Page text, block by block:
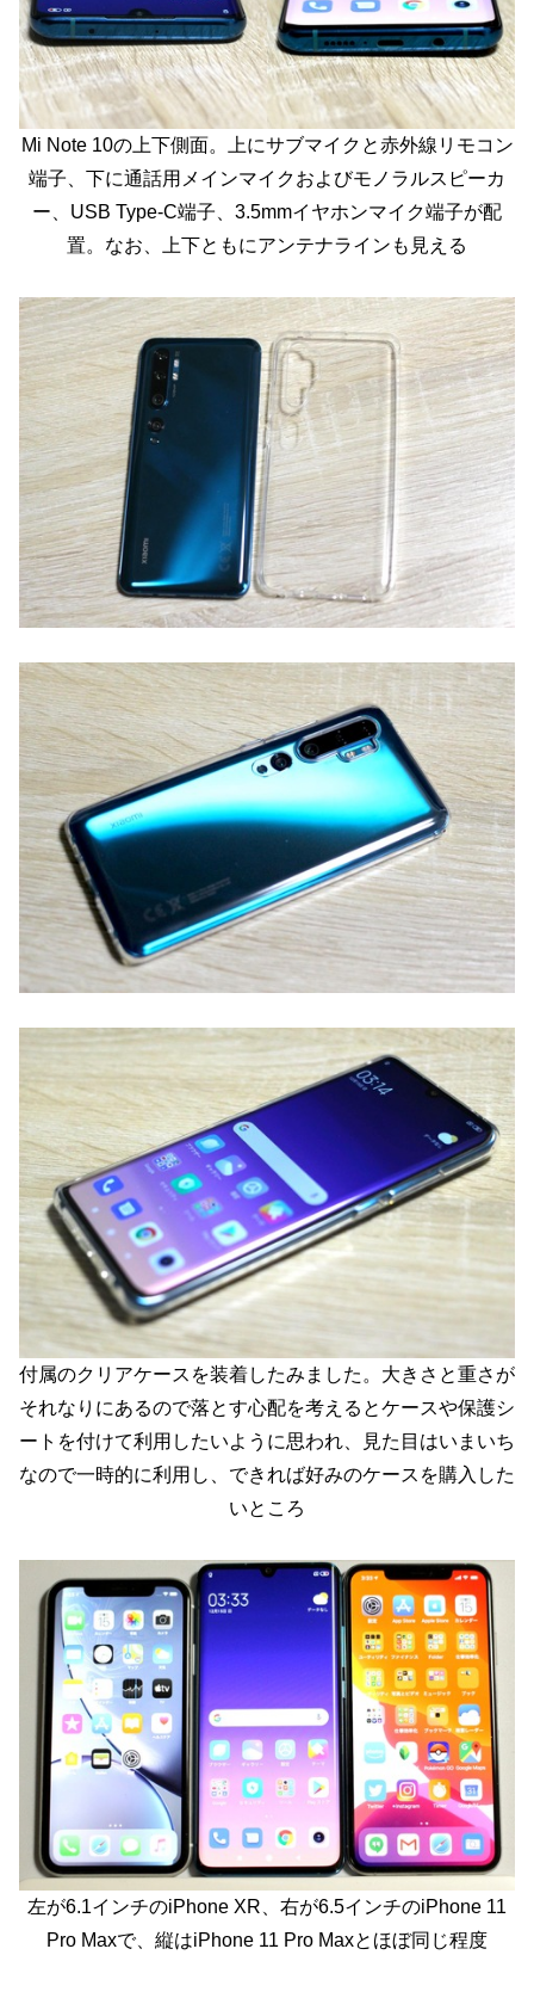
Mi Note 10の上下側面。上にサブマイクと赤外線リモコン
端子、下に通話用メインマイクおよびモノラルスピーカ
ー、USB Type-C端子、3.5mmイヤホンマイク端子が配
置。なお、上下ともにアンテナラインも見える
付属のクリアケースを装着したみました。大きさと重さが
それなりにあるので落とす心配を考えるとケースや保護シ
ートを付けて利用したいように思われ、見た目はいまいち
なので一時的に利用し、できれば好みのケースを購入した
いところ
左が6.1インチのiPhone XR、右が6.5インチのiPhone 11
Pro Maxで、縦はiPhone 11 Pro Maxとほぼ同じ程度